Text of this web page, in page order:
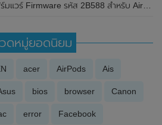
รหัส 2B588 สำหรับ AirPods Pro รุ่นใหม่
ดหมู่ยอดนิยม
acer AirPods Ais
bios browser Canon
error Facebook